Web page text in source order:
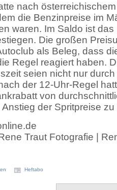
nach
die Benzinpreise im
waren. Im Saldo ist
Die großen
als Beleg, dass
Regel reagiert haben.
seien nicht nur
der 12-Uhr-Regel
von
der Spritpreise
Traut Fotografie |
Heftabo